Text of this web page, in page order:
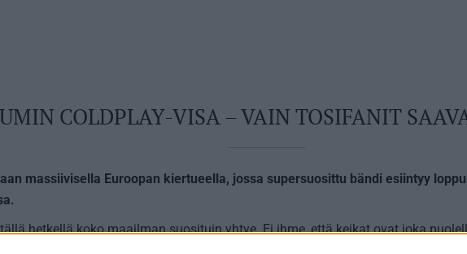
COLDPLAY-VISA – VAIN TOSIFANIT
massiivisella Euroopan kiertueella, jossa supersuosittu bändi esiintyy
hetkellä koko maailman suosituin yhtye. Ei ihme, että keikat ovat joka